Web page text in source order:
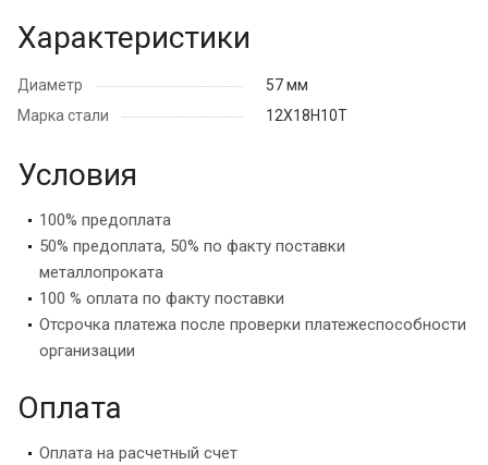
Характеристики
Диаметр
57 мм
Марка стали
12Х18Н10Т
Условия
100% предоплата
50% предоплата, 50% по факту поставки
металлопроката
100 % оплата по факту поставки
Отсрочка платежа после проверки платежеспособности
организации
Оплата
Оплата на расчетный счет